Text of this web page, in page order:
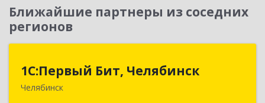
Ближайшие партнеры из соседних
регионов
1С:Первый Бит, Челябинск
Челябинск
1С:Первый Бит, Челябинск